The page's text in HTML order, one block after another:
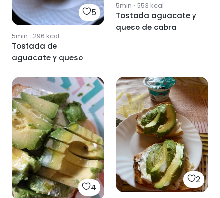
5
5min · 296 kcal
Tostada de
aguacate y queso
5min · 553 kcal
Tostada aguacate y
queso de cabra
4
2